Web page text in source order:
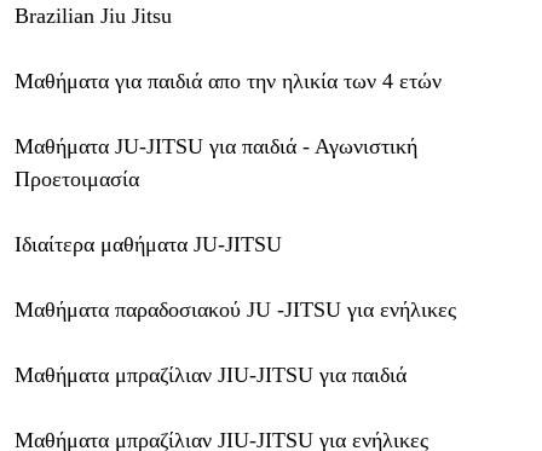
Brazilian Jiu Jitsu
Μαθήματα για παιδιά απο την ηλικία των 4 ετών
Μαθήματα JU-JITSU για παιδιά - Αγωνιστική
Προετοιμασία
Ιδιαίτερα μαθήματα JU-JITSU
Μαθήματα παραδοσιακού JU -JITSU για ενήλικες
Mαθήματα μπραζίλιαν JIU-JITSU για παιδιά
Mαθήματα μπραζίλιαν JIU-JITSU για ενήλικες